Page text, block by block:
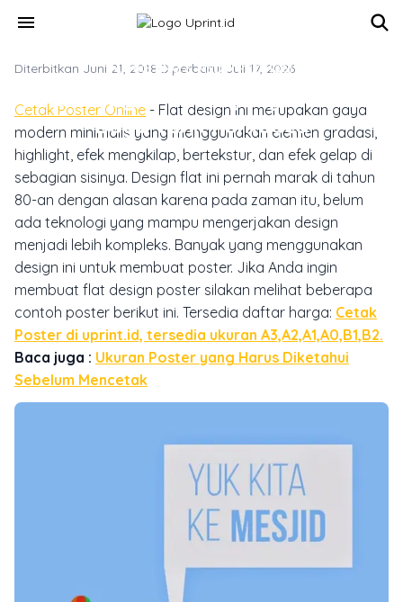
menu
MARKETING & MEDIA PROMOSI
Flat Design Poster yang Mencuri
Daya Tarik Pembaca
Diterbitkan Juni 21, 2018·Diperbarui Juli 17, 2026
Cetak Poster Online - Flat design ini merupakan gaya
modern minimalis yang menggunakan elemen gradasi,
highlight, efek mengkilap, bertekstur, dan efek gelap di
sebagian sisinya. Design flat ini pernah marak di tahun
80-an dengan alasan karena pada zaman itu, belum
ada teknologi yang mampu mengerjakan design
menjadi lebih kompleks. Banyak yang menggunakan
design ini untuk membuat poster. Jika Anda ingin
membuat flat design poster silakan melihat beberapa
contoh poster berikut ini. Tersedia daftar harga: Cetak
Poster di uprint.id, tersedia ukuran A3,A2,A1,A0,B1,B2.
Baca juga : Ukuran Poster yang Harus Diketahui
Sebelum Mencetak